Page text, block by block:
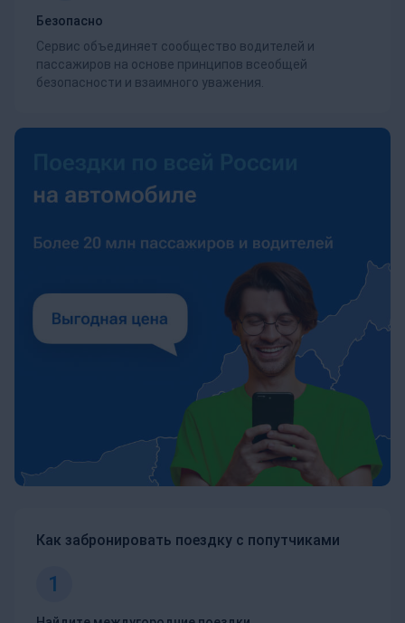
Безопасно
Сервис объединяет сообщество водителей и
пассажиров на основе принципов всеобщей
безопасности и взаимного уважения.
Как забронировать поездку с попутчиками
1